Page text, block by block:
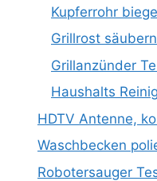
Kupferrohr
Grillrost säubern
Grillanzünder
Haushalts
HDTV Antenne,
Waschbecken
Robotersauger